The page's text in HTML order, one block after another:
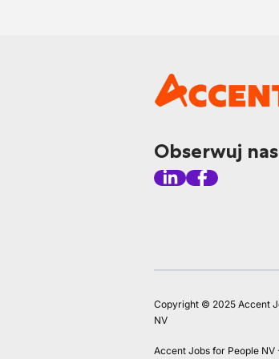
Obserwuj nas
Copyright © 2025 Accent
NV
Accent Jobs for People